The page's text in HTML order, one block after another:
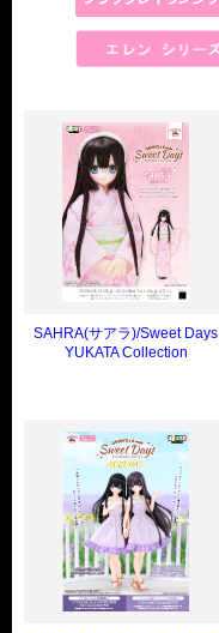
SAHRA(サアラ)/Sweet Days
YUKATA Collection